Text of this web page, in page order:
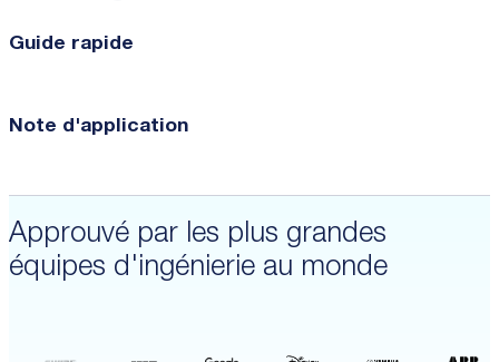
Guide rapide
Note d'application
Approuvé par les plus grandes
équipes d'ingénierie au monde